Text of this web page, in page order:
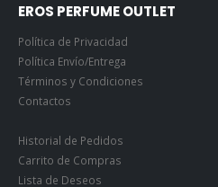
EROS PERFUME OUTLET
Política de Privacidad
Política Envío/Entrega
Términos y Condiciones
Contactos
Historial de Pedidos
Carrito de Compras
Lista de Deseos